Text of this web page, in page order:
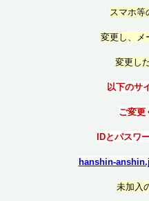
スマホ等
変更し、メ
変更し
以下のサ
ご変更
IDとパスワ
hanshin-
未加入